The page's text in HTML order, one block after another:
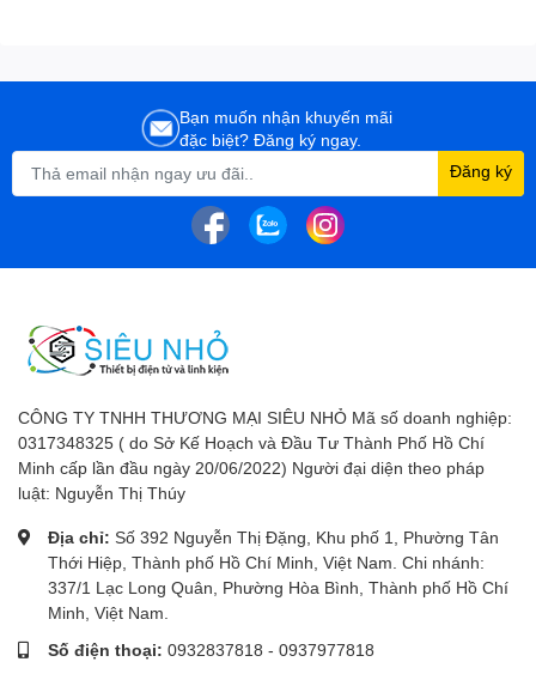
Bạn muốn nhận khuyến mãi
đặc biệt? Đăng ký ngay.
Đăng ký
CÔNG TY TNHH THƯƠNG MẠI SIÊU NHỎ Mã số doanh nghiệp:
0317348325 ( do Sở Kế Hoạch và Đầu Tư Thành Phố Hồ Chí
Minh cấp lần đầu ngày 20/06/2022) Người đại diện theo pháp
luật: Nguyễn Thị Thúy
Địa chỉ: Số 392 Nguyễn Thị Đặng, Khu phố 1, Phường Tân
Thới Hiệp, Thành phố Hồ Chí Minh, Việt Nam. Chi nhánh:
337/1 Lạc Long Quân, Phường Hòa Bình, Thành phố Hồ Chí
Minh, Việt Nam.
Số điện thoại: 0932837818 - 0937977818